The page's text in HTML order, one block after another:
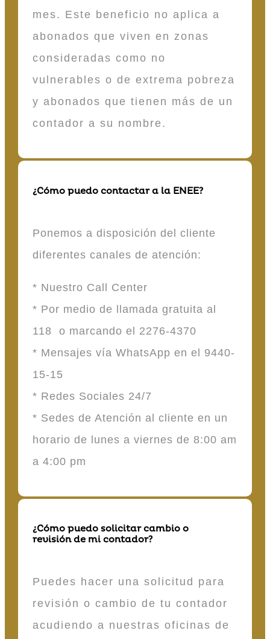
mes. Este beneficio no aplica a
abonados que viven en zonas
consideradas como no
vulnerables o de extrema pobreza
y abonados que tienen más de un
contador a su nombre.
¿Cómo puedo contactar a la ENEE?
Ponemos a disposición del cliente
diferentes canales de atención:
* Nuestro Call Center
* Por medio de llamada gratuita al
118 o marcando el 2276-4370
* Mensajes vía WhatsApp en el 9440-
15-15
* Redes Sociales 24/7
* Sedes de Atención al cliente en un
horario de lunes a viernes de 8:00 am
a 4:00 pm
¿Cómo puedo solicitar cambio o
revisión de mi contador?
Puedes hacer una solicitud para
revisión o cambio de tu contador
acudiendo a nuestras oficinas de